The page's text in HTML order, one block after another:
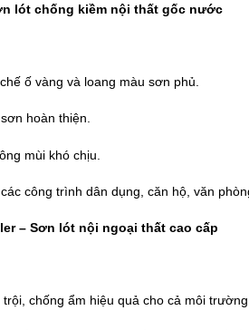
lót chống kiềm nội thất gốc nước
ố vàng và loang màu sơn phủ.
hoàn thiện.
mùi khó chịu.
công trình dân dụng, căn hộ, văn
– Sơn lót nội ngoại thất cao cấp
chống ẩm hiệu quả cho cả môi